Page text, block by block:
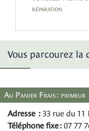
réparation
Vous parcourez
Au Panier Frais : primeur
Adresse : 33 rue du
Téléphone fixe : 07 77